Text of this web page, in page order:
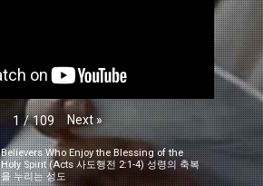
1 / 109 Next »
Believers Who Enjoy the Blessing of the
Holy Spirit (Acts 사도행전 2:1-4) 성령의 축복
을 누리는 성도